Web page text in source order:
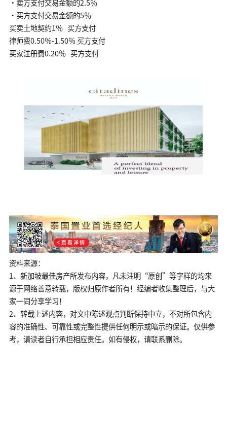
•卖方支付交易金额的2.5％
•买方支付交易金额的5％
买卖土地契约1％ 买方支付
律师费0.50％-1.50％ 买方支付
买家注册费0.20％ 买方支付
资料来源：
1、新加坡最佳房产所发布内容，凡未注明“原创”等字样的均来
源于网络善意转载，版权归原作者所有！ 经编者收集整理后，与大
家一同分享学习！
2、转载上述内容，对文中陈述观点判断保持中立，不对所包含内
容的准确性、可靠性或完整性提供任何明示或暗示的保证。仅供参
考，请读者自行承担相应责任。如有侵权，请联系删除。